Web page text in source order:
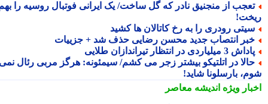
از منجنیق نادر که گل ساخت/ یک ایرانی فوتبال روسیه را بهم
رودری را به رخ کاتالان ها کشید
انتصاب جدید محسن رضایی حذف شد + جزییات
3 میلیاردی در انتظار تیراندازان طلایی
در اتلتیکو بیشتر زجر می کشم/ سیمئونه: هرگز مربی رئال نمی
بارسلونا شاید!
ویژهاندیشه معاصر